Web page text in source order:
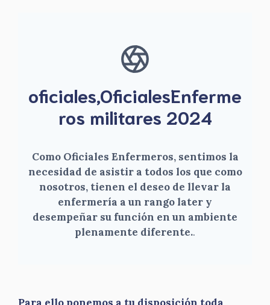
oficiales,OficialesEnferme
ros militares 2024
Como Oficiales Enfermeros, sentimos la
necesidad de asistir a todos los que como
nosotros, tienen el deseo de llevar la
enfermería a un rango later y
desempeñar su función en un ambiente
plenamente diferente..
Para ello ponemos a tu disposición toda